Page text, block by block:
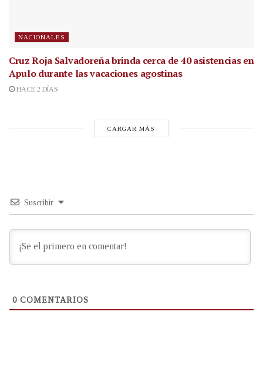
NACIONALES
Cruz Roja Salvadoreña brinda cerca de 40 asistencias en
Apulo durante las vacaciones agostinas
HACE 2 DÍAS
CARGAR MÁS
Suscribir
0 COMENTARIOS